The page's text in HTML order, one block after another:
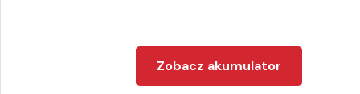
Zobacz akumulator